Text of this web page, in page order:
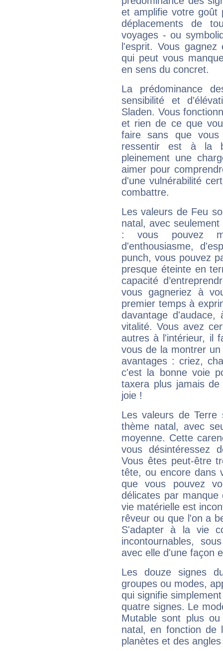
et amplifie votre goût
déplacements de
voyages - ou
l'esprit. Vous
qui peut vous
en sens du concret.
La prédominance
sensibilité et
Sladen. Vous
et rien de ce que
faire sans que
ressentir est à la
pleinement une
aimer pour
d'une vulnérabilité
combattre.
Les valeurs de Feu
natal, avec
: vous pouvez
d'enthousiasme,
punch, vous pouvez
presque éteinte en
capacité
vous gagneriez à
premier temps à
davantage
vitalité. Vous avez
autres à l'intérieur, il
vous de la montrer
avantages : criez,
c'est la bonne voie
taxera plus jamais
joie !
Les valeurs de Terre
thème natal, avec
moyenne. Cette
vous désintéressez
Vous êtes peut-être
tête, ou encore dans
que vous pouvez
délicates par
vie matérielle est
rêveur ou que l'on a
S'adapter à la vie
incontournables,
avec elle d'une façon
Les douze signes
groupes ou modes,
qui signifie
quatre signes. Le
Mutable sont plus
natal, en fonction de
planètes et des